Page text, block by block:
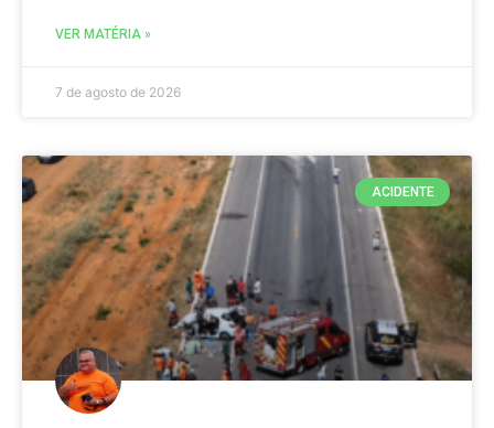
VER MATÉRIA »
7 de agosto de 2026
ACIDENTE